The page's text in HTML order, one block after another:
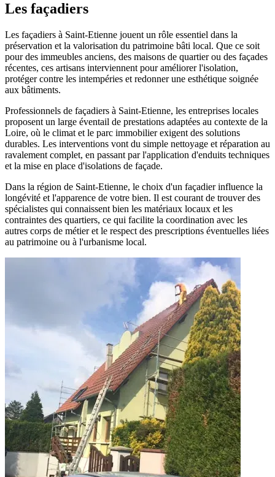
Les façadiers
Les façadiers à Saint-Etienne jouent un rôle essentiel dans la
préservation et la valorisation du patrimoine bâti local. Que ce soit
pour des immeubles anciens, des maisons de quartier ou des façades
récentes, ces artisans interviennent pour améliorer l'isolation,
protéger contre les intempéries et redonner une esthétique soignée
aux bâtiments.
Professionnels de façadiers à Saint-Etienne, les entreprises locales
proposent un large éventail de prestations adaptées au contexte de la
Loire, où le climat et le parc immobilier exigent des solutions
durables. Les interventions vont du simple nettoyage et réparation au
ravalement complet, en passant par l'application d'enduits techniques
et la mise en place d'isolations de façade.
Dans la région de Saint-Etienne, le choix d'un façadier influence la
longévité et l'apparence de votre bien. Il est courant de trouver des
spécialistes qui connaissent bien les matériaux locaux et les
contraintes des quartiers, ce qui facilite la coordination avec les
autres corps de métier et le respect des prescriptions éventuelles liées
au patrimoine ou à l'urbanisme local.